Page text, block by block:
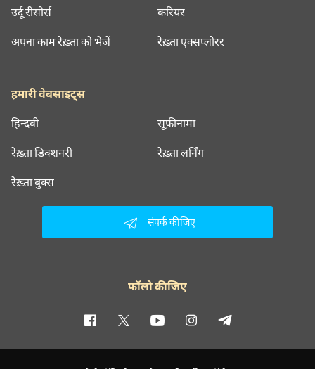
उर्दू रीसोर्स
अपना काम रेख़्ता को भेजें
करियर
रेख़्ता एक्सप्लोरर
हमारी वेबसाइट्स
हिन्दवी सूफ़ीनामा
रेख़्ता डिक्शनरी रेख़्ता लर्निंग
रेख़्ता बुक्स
संपर्क कीजिए
फॉलो कीजिए